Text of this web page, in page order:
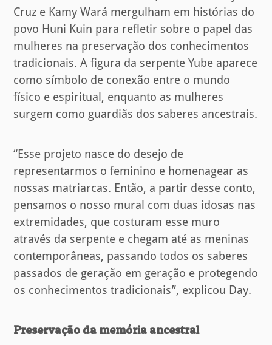
Cruz e Kamy Wará mergulham em histórias do
povo Huni Kuin para refletir sobre o papel das
mulheres na preservação dos conhecimentos
tradicionais. A figura da serpente Yube aparece
como símbolo de conexão entre o mundo
físico e espiritual, enquanto as mulheres
surgem como guardiãs dos saberes ancestrais.
“Esse projeto nasce do desejo de
representarmos o feminino e homenagear as
nossas matriarcas. Então, a partir desse conto,
pensamos o nosso mural com duas idosas nas
extremidades, que costuram esse muro
através da serpente e chegam até as meninas
contemporâneas, passando todos os saberes
passados de geração em geração e protegendo
os conhecimentos tradicionais”, explicou Day.
Preservação da memória ancestral